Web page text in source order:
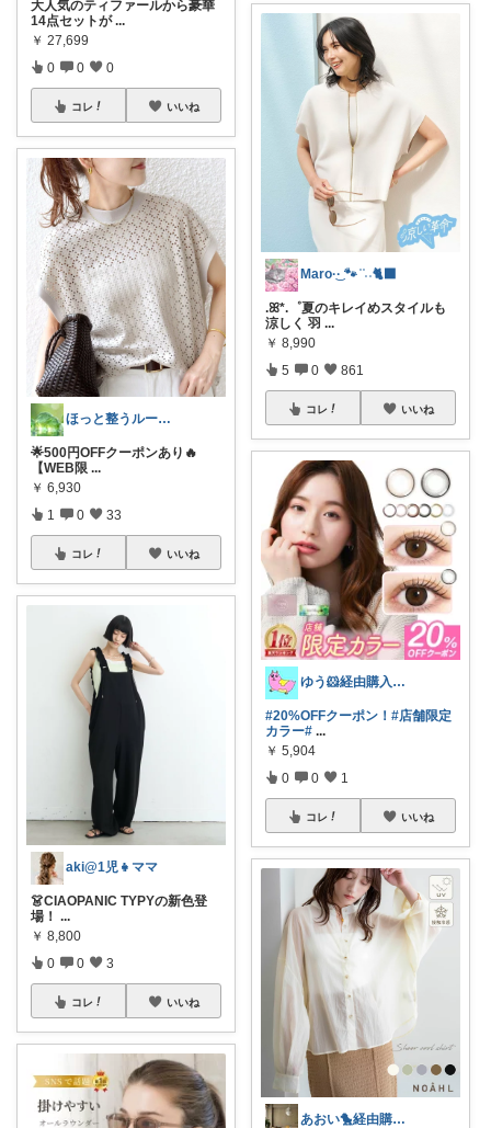
大人気のティファールから豪華
14点セットが ...
￥ 27,699
0 0 0
コレ いいね
ほっと整うルーム🌿
🌟500円OFFクーポンあり🔥
【WEB限 ...
￥ 6,930
1 0 33
コレ いいね
aki@1児👧ママ
👗CIAOPANIC TYPYの新色登
場！ ...
￥ 8,800
0 0 3
コレ いいね
Maro·͜· 🐾 ͗ ͗˒˒🐈‍⬛
.ꕤ*.゜夏のキレイめスタイルも
涼しく 羽 ...
￥ 8,990
5 0 861
コレ いいね
ゆう🐹経由購入感謝🙇‍♀️
#20%OFFクーポン！ #店舗限定
カラー# ...
￥ 5,904
0 0 1
コレ いいね
あおい🐤経由購入感謝です🐥